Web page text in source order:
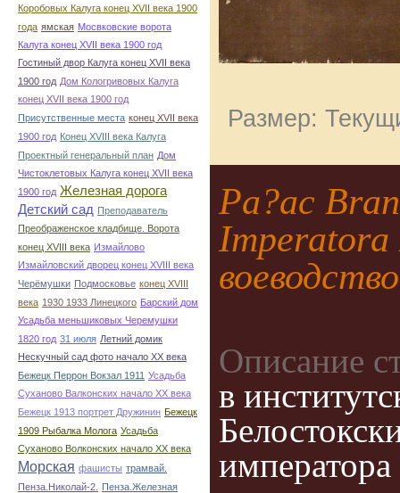
Коробовых Калуга конец ХVII века 1900
года ямская Мосвковские ворота
Калуга конец ХVII века 1900 год
Гостиный двор Калуга конец ХVII века
1900 год Дом Кологривовых Калуга
конец ХVII века 1900 год
Присутственные места конец ХVII века
1900 год Конец XVIII века Калуга
Проектный генеральный план Дом
Чистоклетовых Калуга конец ХVII века
1900 год Железная дорога
Детский сад Преподаватель
Преображенское кладбище. Ворота
конец ХVIII века Измайлово
Измайловский дворец конец ХVIII века
Черёмушки Подмосковье конец ХVIII
века 1930 1933 Линецкого Барский дом
Усадьба меньшиковых Черемушки
1820 год 31 июля Летний домик
Нескучный сад фото начало ХХ века
Бежецк Перрон Вокзал 1911 Усадьба
Суханово Валконских начало ХХ века
Бежецк 1913 портрет Дружинин Бежецк
1909 Рыбалка Молога Усадьба
Суханово Волконских начало ХХ века
Морская фашисты трамвай.
Пенза.Николай-2.
Пенза.Железная
Размер:
Pa?ac
воеводство
Описание
в